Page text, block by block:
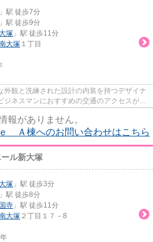
」駅 徒歩7分
」駅 徒歩9分
塚 」駅 徒歩11分
大塚 １丁目
外観と洗練された設計の内装を持つデザイナ
ジネスマンにおすすめの交通のアクセスが良
報がありません。
Ａ棟へのお問い合わせはこちら
ル新大塚
塚 」駅 徒歩3分
」駅 徒歩8分
寺 」駅 徒歩11分
大塚 ２丁目１７－8